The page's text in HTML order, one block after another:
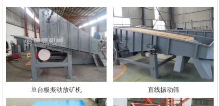
单台板振动放矿机 直线振动筛